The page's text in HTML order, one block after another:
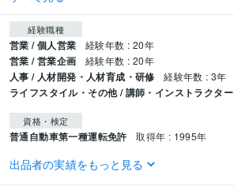
経験職種
営業 / 個人営業 経験年数 : 20年
営業 / 営業企画 経験年数 : 20年
人事 / 人材開発・人材育成・研修 経験年数 : 3年
ライフスタイル・その他 / 講師・インストラクター
資格・検定
普通自動車第一種運転免許 取得年 : 1995年
ビジネス・クリエイティブツール
出品者の実績をもっと見る